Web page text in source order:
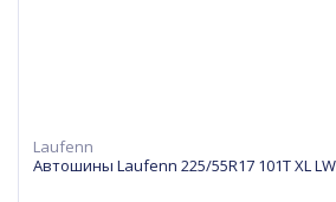
Laufenn
Автошины Laufenn 225/55R17 101T XL